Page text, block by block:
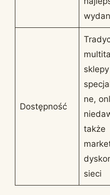
Dostępność
sklepy
ne,
także
sieci